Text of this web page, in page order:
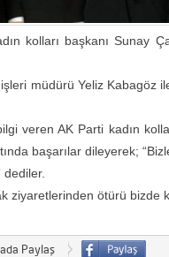
kolları başkanı Sunay
müdürü Yeliz Kabagöz
veren AK Parti kadın
başarılar dileyerek;
ziyaretlerinden ötürü bizde
Paylaş